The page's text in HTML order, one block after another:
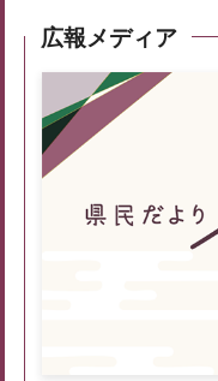
広報メディア